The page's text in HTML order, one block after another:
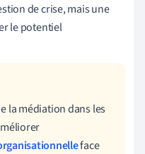
de crise, mais une
le potentiel
la médiation dans les
face